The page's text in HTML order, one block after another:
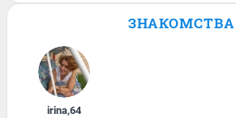
ЗНАКОМСТВА
irina,64